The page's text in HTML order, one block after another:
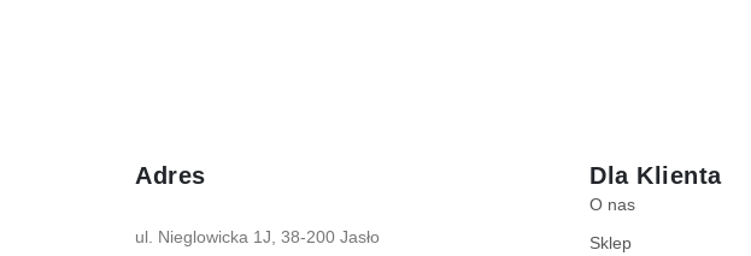
Adres
ul. Nieglowicka 1J, 38-200 Jasło
Dla Klienta
O nas
Sklep